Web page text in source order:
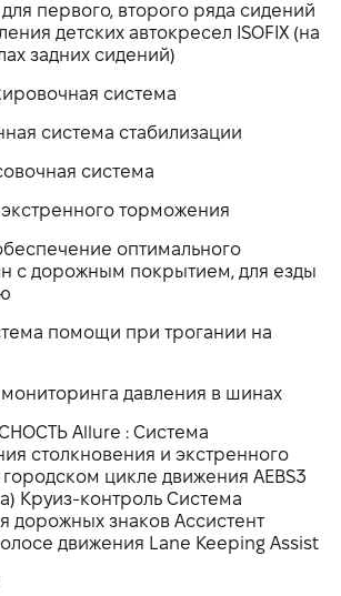
первого, второго ряда сидений
детских автокресел ISOFIX (на
задних сидений)
система
система стабилизации
система
экстренного торможения
оптимального
с дорожным покрытием, для езды
помощи при трогании на
давления в шинах
Allure : Система
столкновения и экстренного
цикле движения AEBS3
Круиз-контроль Система
дорожных знаков Ассистент
движения Lane Keeping Assist